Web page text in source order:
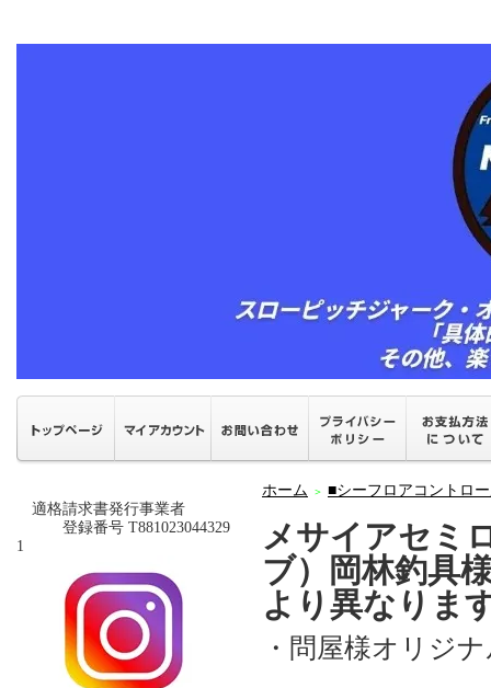
適格請求書発行事業者
登録番号 T881023044329
1
ホーム ＞ ■シーフロアコントロ
メサイアセミ
ブ）岡林釣具
より異なりま
・問屋様オリジ